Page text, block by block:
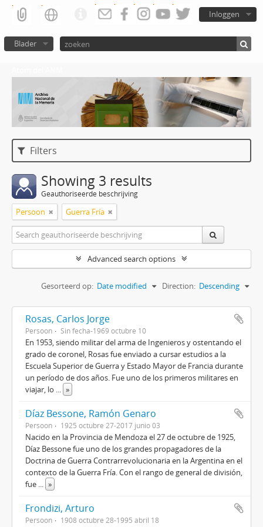
Inloggen
Blader
Filters
Showing 3 results
Geauthoriseerde beschrijving
Persoon Guerra Fría
Advanced search options
Gesorteerd op: Date modified Direction: Descending
Rosas, Carlos Jorge
Persoon Sin fecha-1969 octubre 10
En 1953, siendo militar del arma de Ingenieros y ostentando el
grado de coronel, Rosas fue enviado a cursar estudios a la
Escuela Superior de Guerra y Estado Mayor de Francia durante
un período de dos años. Fue uno de los primeros militares en
viajar, lo ... »
Díaz Bessone, Ramón Genaro
Persoon 1925 octubre 27-2017 junio 03
Nacido en la Provincia de Mendoza el 27 de octubre de 1925,
Díaz Bessone fue uno de los grandes propagadores de la
Doctrina de Guerra Contrarrevolucionaria en la Argentina en el
contexto de la Guerra Fría. Con el rango de general de división,
fue ... »
Frondizi, Arturo
Persoon 1908 octubre 28-1995 abril 18